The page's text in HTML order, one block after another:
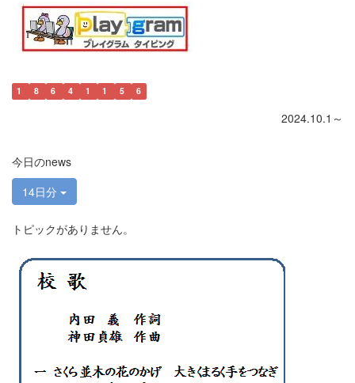
1 8 6 4 1 1 5 6
2024.10.1～
今日のnews
14日分
トピックがありません。